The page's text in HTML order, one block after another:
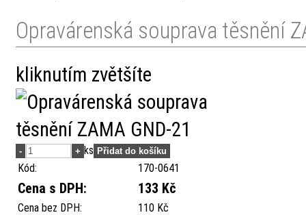
Opravárenská souprava těsnění
kliknutím zvětšíte
ks
Kód:
170-0641
Cena s DPH: 133 Kč
Cena bez DPH:
110 Kč